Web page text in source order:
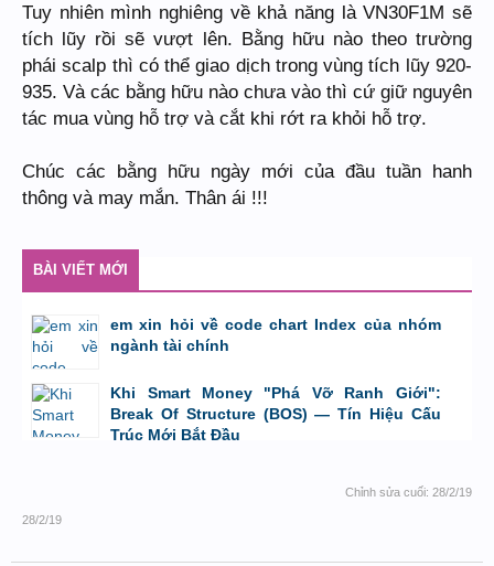
Tuy nhiên mình nghiêng về khả năng là VN30F1M sẽ
tích lũy rồi sẽ vượt lên. Bằng hữu nào theo trường
phái scalp thì có thể giao dịch trong vùng tích lũy 920-
935. Và các bằng hữu nào chưa vào thì cứ giữ nguyên
tác mua vùng hỗ trợ và cắt khi rớt ra khỏi hỗ trợ.
Chúc các bằng hữu ngày mới của đầu tuần hanh
thông và may mắn. Thân ái !!!
BÀI VIẾT MỚI
em xin hỏi về code chart Index của nhóm
ngành tài chính
bởi GiaBao09052000 ,8/7/26 lúc 10:21
Khi Smart Money "Phá Vỡ Ranh Giới":
Break Of Structure (BOS) — Tín Hiệu Cấu
Trúc Mới Bắt Đầu
Chỉnh sửa cuối: 28/2/19
28/2/19